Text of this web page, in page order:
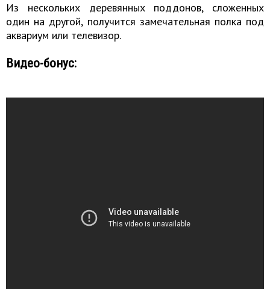
Из нескольких деревянных поддонов, сложенных
один на другой, получится замечательная полка под
аквариум или телевизор.
Видео-бонус: